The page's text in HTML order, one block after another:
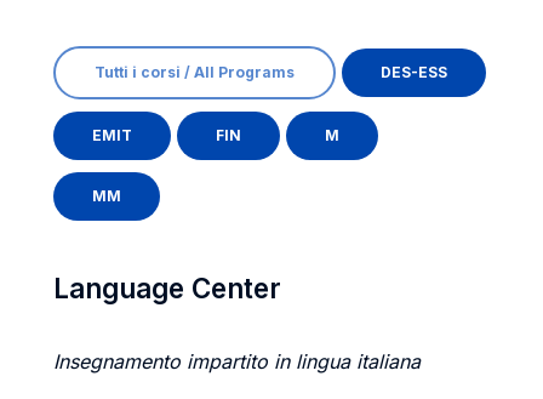
Tutti i corsi / All Programs DES-ESS
EMIT FIN M
MM
Language Center
Insegnamento impartito in lingua italiana